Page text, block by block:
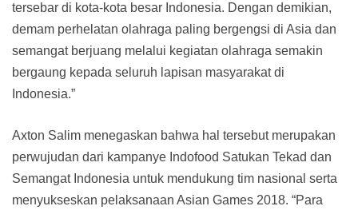
tersebar di kota-kota besar Indonesia. Dengan demikian,
demam perhelatan olahraga paling bergengsi di Asia dan
semangat berjuang melalui kegiatan olahraga semakin
bergaung kepada seluruh lapisan masyarakat di
Indonesia.”
Axton Salim menegaskan bahwa hal tersebut merupakan
perwujudan dari kampanye Indofood Satukan Tekad dan
Semangat Indonesia untuk mendukung tim nasional serta
menyukseskan pelaksanaan Asian Games 2018. “Para